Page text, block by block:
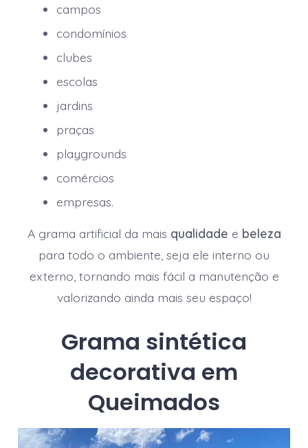
campos
condomínios
clubes
escolas
jardins
praças
playgrounds
comércios
empresas.
A grama artificial da mais qualidade e beleza
para todo o ambiente, seja ele interno ou
externo, tornando mais fácil a manutenção e
valorizando ainda mais seu espaço!
Grama sintética
decorativa em
Queimados